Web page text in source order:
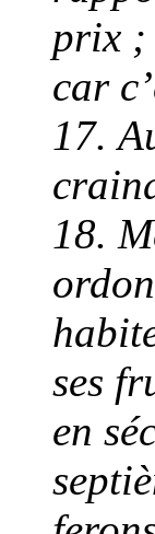
prix ;
car
17.
18.
ses
en